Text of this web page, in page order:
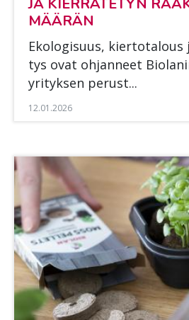
MÄÄ­RÄN
Eko­lo­gi­suus,
tys ovat oh­jan­neet
yri­tyk­sen pe­rust...
12.01.2026